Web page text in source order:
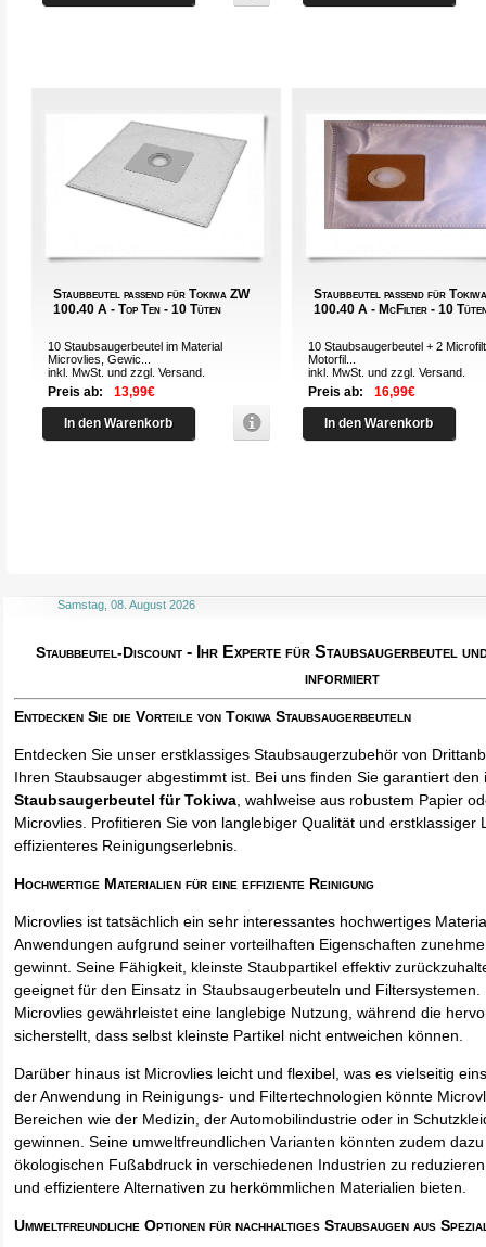
Staubbeutel passend für Tokiwa ZW
100.40 A - Top Ten - 10 Tüten
10 Staubsaugerbeutel im Material
Microvlies, Gewic...
inkl. MwSt. und zzgl.Versand
Preis ab: 13,99€
In den Warenkorb
Staubbeutel passend für
100.40 A - McFilter - 10
10 Staubsaugerbeutel + 2
Motorfil...
inkl. MwSt. und zzgl.Versand
Preis ab: 16,99€
In den Warenkorb
Samstag, 08. August 2026
Staubbeutel-Discount - Ihr Experte für Staubsaugerbeutel
informiert
Entdecken Sie die Vorteile von Tokiwa Staubsaugerbeuteln
Entdecken Sie unser erstklassiges Staubsaugerzubehör von
Ihren Staubsauger abgestimmt ist. Bei uns finden Sie garantiert den
Staubsaugerbeutel für Tokiwa, wahlweise aus robustem Papier
Microvlies. Profitieren Sie von langlebiger Qualität und erstklassiger
effizienteres Reinigungserlebnis.
Hochwertige Materialien für eine effiziente Reinigung
Microvlies ist tatsächlich ein sehr interessantes hochwertiges
Anwendungen aufgrund seiner vorteilhaften Eigenschaften
gewinnt. Seine Fähigkeit, kleinste Staubpartikel effektiv
geeignet für den Einsatz in Staubsaugerbeuteln und
Microvlies gewährleistet eine langlebige Nutzung, während die
sicherstellt, dass selbst kleinste Partikel nicht entweichen können.
Darüber hinaus ist Microvlies leicht und flexibel, was es vielseitig
der Anwendung in Reinigungs- und Filtertechnologien könnte
Bereichen wie der Medizin, der Automobilindustrie oder in
gewinnen. Seine umweltfreundlichen Varianten könnten zudem
ökologischen Fußabdruck in verschiedenen Industrien zu
und effizientere Alternativen zu herkömmlichen Materialien bieten.
Umweltfreundliche Optionen für nachhaltiges Staubsaugen aus